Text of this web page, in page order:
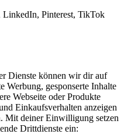
Pinterest, TikTok
Dienste können wir dir auf
Werbung, gesponserte Inhalte
Webseite oder Produkte
Einkaufsverhalten anzeigen
Mit deiner Einwilligung setzen
Drittdienste ein: